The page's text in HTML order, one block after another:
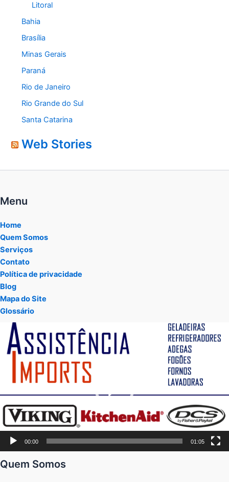
Litoral
Bahia
Brasília
Minas Gerais
Paraná
Rio de Janeiro
Rio Grande do Sul
Santa Catarina
Web Stories
Menu
Home
Quem Somos
Serviços
Contato
Política de privacidade
Blog
Mapa do Site
Glossário
Tocador
vídeo
00:00 01:05
Quem Somos